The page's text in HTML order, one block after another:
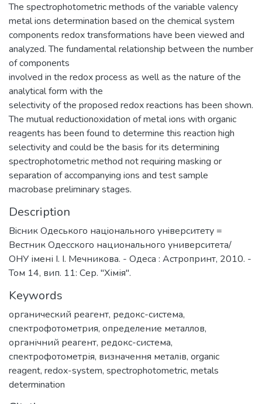
The spectrophotometric methods of the variable valency
metal ions determination based on the chemical system
components redox transformations have been viewed and
analyzed. The fundamental relationship between the number
of components
involved in the redox process as well as the nature of the
analytical form with the
selectivity of the proposed redox reactions has been shown.
The mutual reductionoxidation of metal ions with organic
reagents has been found to determine this reaction high
selectivity and could be the basis for its determining
spectrophotometric method not requiring masking or
separation of accompanying ions and test sample
macrobase preliminary stages.
Description
Вiсник Одеського нацiонального унiверситету =
Вестник Одесского национального университета/
ОНУ імені І. І. Мечникова. - Одеса : Астропринт, 2010. -
Том 14, вип. 11: Сер. "Хімія".
Keywords
органический реагент, редокс-система,
спектрофотометрия, определение металлов,
органічний реагент, редокс-система,
спектрофотометрія, визначення металів, organic
reagent, redox-system, spectrophotometric, metals
determination